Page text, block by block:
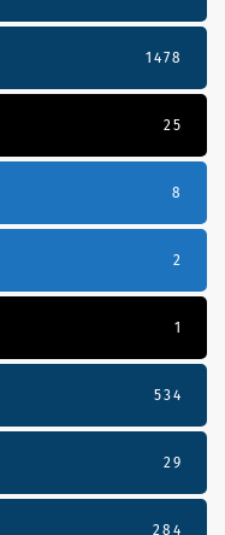
1478
25
8
2
1
534
29
284